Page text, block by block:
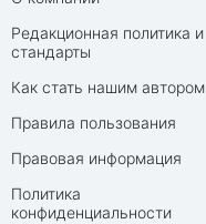
Редакционная политика и
стандарты
Как стать нашим автором
Правила пользования
Правовая информация
Политика
конфиденциальности